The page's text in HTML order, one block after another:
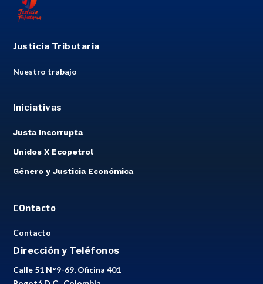
Justicia Tributaria
Nuestro trabajo
Iniciativas
Justa Incorrupta
Unidos X Ecopetrol
Género y Justicia Económica
COntacto
Contacto
Dirección y Teléfonos
Calle 51 N°9-69, Oficina 401